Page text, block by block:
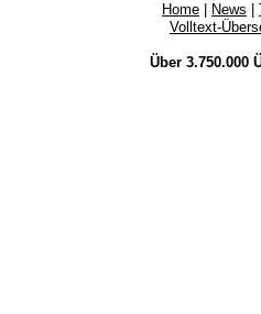
Home News
Volltext-
Über 3.750.000